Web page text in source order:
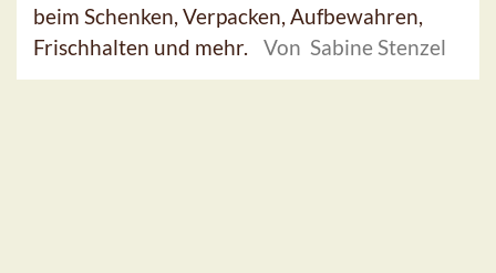
beim Schenken, Verpacken, Aufbewahren,
Frischhalten und mehr.
Von Sabine Stenzel